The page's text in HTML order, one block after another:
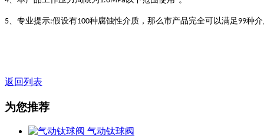
5 、专业提示:假设有100种腐蚀性介质，那么市产品完全可以满足 99种
返回列表
为您推荐
气动钛球阀